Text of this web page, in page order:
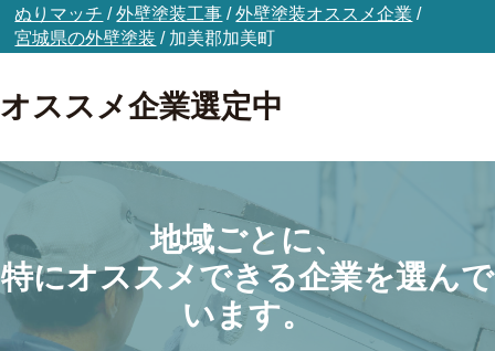
ぬりマッチ /外壁塗装工事 /外壁塗装オススメ企業 /
宮城県の外壁塗装 / 加美郡加美町
オススメ企業選定中
地域ごとに、
特にオススメできる企業を選んで
います。